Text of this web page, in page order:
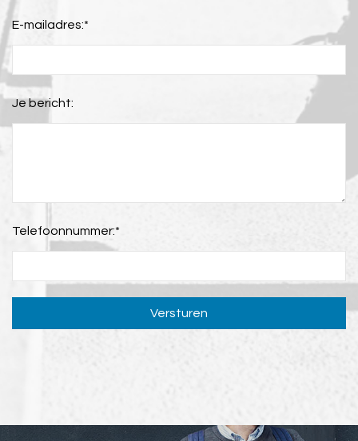
E-mailadres:*
Je bericht:
Telefoonnummer:*
Versturen